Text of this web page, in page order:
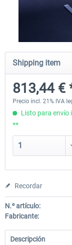
Honeycomb - Sierra
253,17 €
Shipping item
813,44 €
Precio incl. 21% IVA
Listo para envío
**
Recordar
N.º artículo:
Fabricante:
Descripción